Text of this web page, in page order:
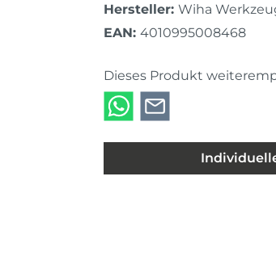
Hersteller: Wiha
EAN: 4010995008468
Dieses Produkt